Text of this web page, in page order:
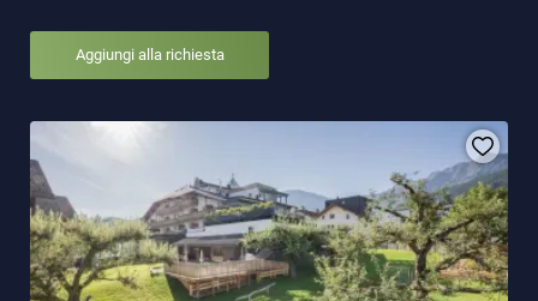
Aggiungi alla richiesta